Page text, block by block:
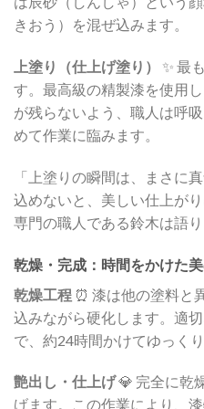
きおう）を混ぜ込みます。
上塗り（仕上げ塗り）
✨ 最
す。最高級の精製漆を使用
が残らないよう、職人は呼
めて作業に臨みます。
「上塗りの瞬間は、まさに
込めないと、美しい仕上が
専門の職人である鈴木は語り
乾燥・完成：時間をかけた
乾燥工程 ⏰ 漆は他の塗料と
込みながら硬化します。適
で、約24時間かけてゆっく
艶出し・仕上げ💎 完全に乾
げます。この作業により、